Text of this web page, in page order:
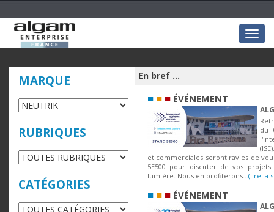
MARQUE
RUBRIQUES
CATÉGORIES
En bref ...
■ ■ ■ ÉVÉNEMENT
du
et commerciales seront ravies de
5E500 pour discuter de vos
lumière. Nous en profiterons...(lire la
■ ■ ■ ÉVÉNEMENT